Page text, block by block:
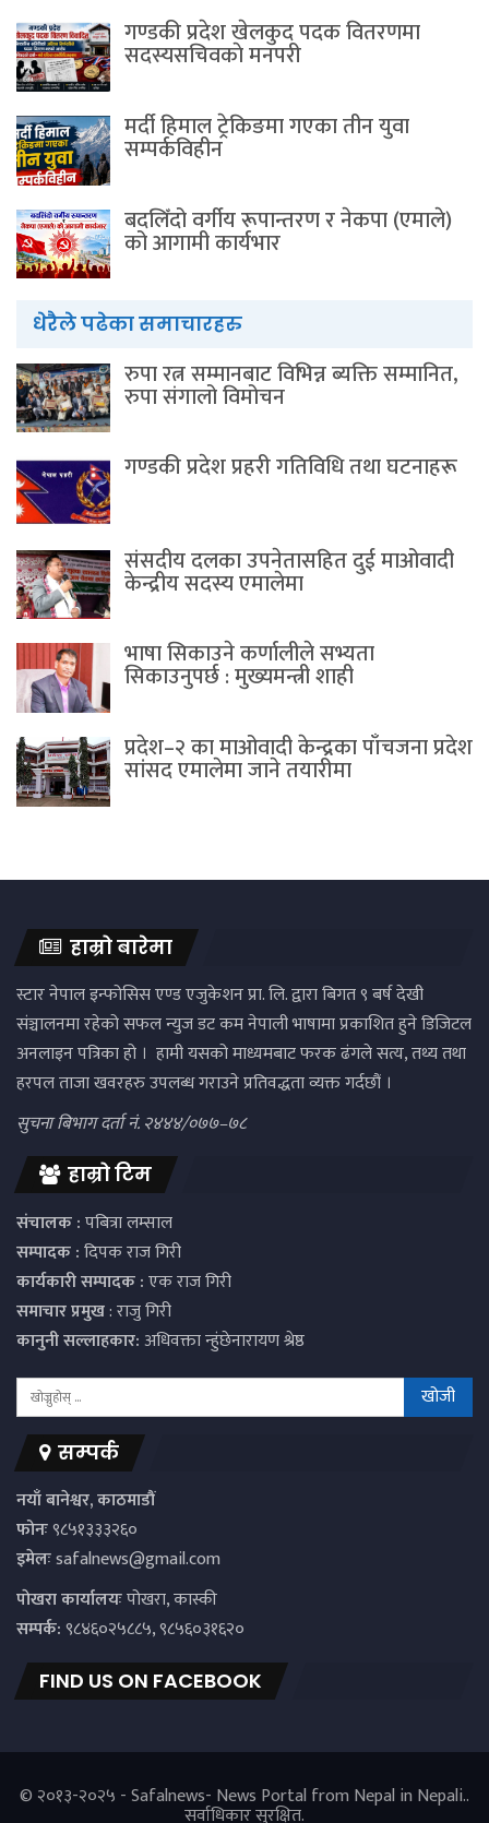
गण्डकी प्रदेश खेलकुद पदक वितरणमा
सदस्यसचिवकाे मनपरी
मर्दी हिमाल ट्रेकिङमा गएका तीन युवा
सम्पर्कविहीन
बदलिँदो वर्गीय रूपान्तरण र नेकपा (एमाले)
को आगामी कार्यभार
धेरैले पढेका समाचारहरु
रुपा रत्न सम्मानबाट विभिन्न ब्यक्ति सम्मानित,
रुपा संगालो विमोचन
गण्डकी प्रदेश प्रहरी गतिविधि तथा घटनाहरू
संसदीय दलका उपनेतासहित दुई माओवादी
केन्द्रीय सदस्य एमालेमा
भाषा सिकाउने कर्णालीले सभ्यता
सिकाउनुपर्छ : मुख्यमन्त्री शाही
प्रदेश–२ का माओवादी केन्द्रका पाँचजना प्रदेश
सांसद एमालेमा जाने तयारीमा
हाम्रो बारेमा
स्टार नेपाल इन्फोसिस एण्ड एजुकेशन प्रा. लि. द्वारा बिगत ९ बर्ष देखी
संञ्चालनमा रहेको सफल न्युज डट कम नेपाली भाषामा प्रकाशित हुने डिजिटल
अनलाइन पत्रिका हो । हामी यसको माध्यमबाट फरक ढंगले सत्य, तथ्य तथा
हरपल ताजा खवरहरु उपलब्ध गराउने प्रतिवद्धता व्यक्त गर्दछौं ।
सुचना बिभाग दर्ता नं. २४४४/०७७–७८
हाम्रो टिम
संचालक :पबित्रा लम्साल
सम्पादक :दिपक राज गिरी
कार्यकारी सम्पादक :एक राज गिरी
समाचार प्रमुख: राजु गिरी
कानुनी सल्लाहकार:अधिवक्ता न्हुंछेनारायण श्रेष्ठ
सम्पर्क
नयाँ बानेश्वर, काठमाडौं
फोनः९८५१३३३२६०
इमेलःsafalnews@gmail.com
पाेखरा कार्यालयःपोखरा, कास्की
सम्पर्क:९८४६०२५८८५, ९८५६०३१६२०
FIND US ON FACEBOOK
© २०१३-२०२५ - Safalnews- News Portal from Nepal in Nepali..
सर्वाधिकार सुरक्षित.